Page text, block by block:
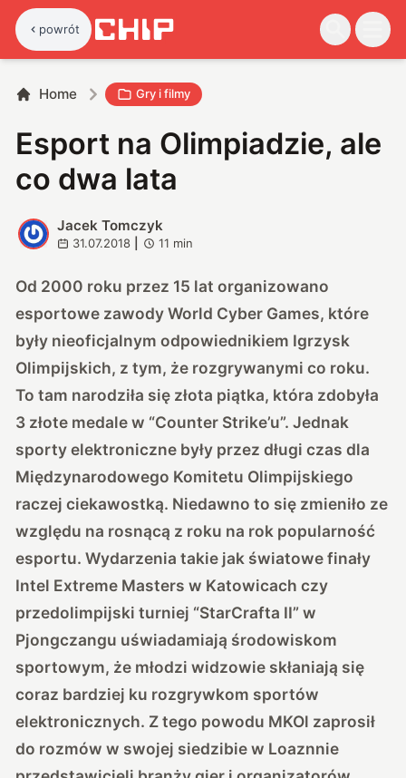
powrót
Home Gry i filmy
Esport na Olimpiadzie, ale
co dwa lata
J
Jacek Tomczyk
31.07.2018 11 min
Od 2000 roku przez 15 lat organizowano
esportowe zawody World Cyber Games, które
były nieoficjalnym odpowiednikiem Igrzysk
Olimpijskich, z tym, że rozgrywanymi co roku.
To tam narodziła się złota piątka, która zdobyła
3 złote medale w “Counter Strike’u”. Jednak
sporty elektroniczne były przez długi czas dla
Międzynarodowego Komitetu Olimpijskiego
raczej ciekawostką. Niedawno to się zmieniło ze
względu na rosnącą z roku na rok popularność
esportu. Wydarzenia takie jak światowe finały
Intel Extreme Masters w Katowicach czy
przedolimpijski turniej “StarCrafta II” w
Pjongczangu uświadamiają środowiskom
sportowym, że młodzi widzowie skłaniają się
coraz bardziej ku rozgrywkom sportów
elektronicznych. Z tego powodu MKOl zaprosił
do rozmów w swojej siedzibie w Loaznnie